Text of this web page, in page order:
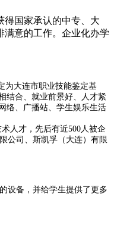
得国家承认的中专、大
满意的工作。企业化办学
为大连市职业技能鉴定基
结合、就业前景好、人才紧
络、广播站、学生娱乐生活
人才，先后有近500 人被企
公司、斯凯孚（大连）有限
设备，并给学生提供了更多